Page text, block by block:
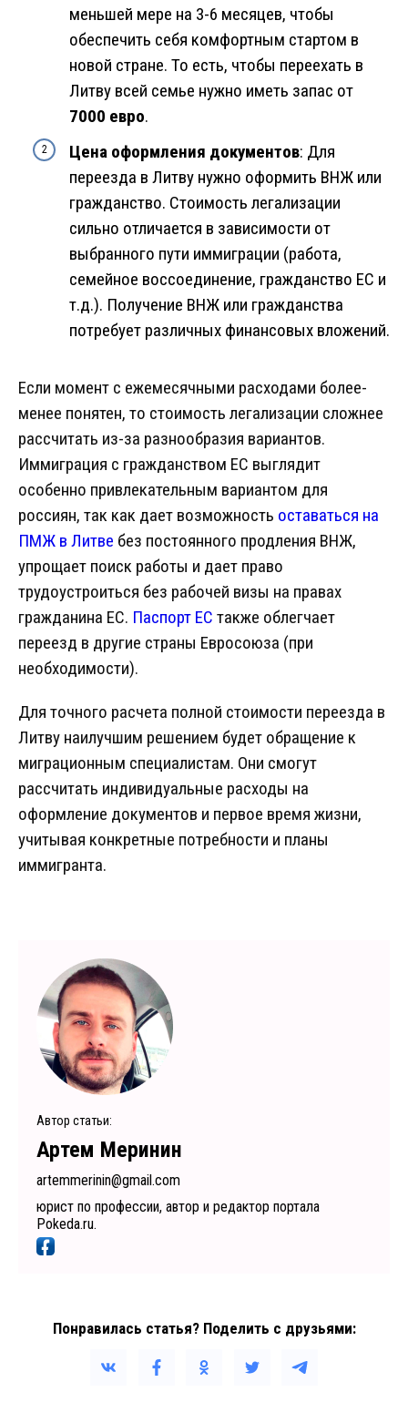
меньшей мере на 3-6 месяцев, чтобы
обеспечить себя комфортным стартом в
новой стране. То есть, чтобы переехать в
Литву всей семье нужно иметь запас от
7000 евро.
Цена оформления документов: Для
переезда в Литву нужно оформить ВНЖ или
гражданство. Стоимость легализации
сильно отличается в зависимости от
выбранного пути иммиграции (работа,
семейное воссоединение, гражданство ЕС и
т.д.). Получение ВНЖ или гражданства
потребует различных финансовых вложений.
Если момент с ежемесячными расходами более-
менее понятен, то стоимость легализации сложнее
рассчитать из-за разнообразия вариантов.
Иммиграция с гражданством ЕС выглядит
особенно привлекательным вариантом для
россиян, так как дает возможность оставаться на
ПМЖ в Литве без постоянного продления ВНЖ,
упрощает поиск работы и дает право
трудоустроиться без рабочей визы на правах
гражданина ЕС. Паспорт ЕС также облегчает
переезд в другие страны Евросоюза (при
необходимости).
Для точного расчета полной стоимости переезда в
Литву наилучшим решением будет обращение к
миграционным специалистам. Они смогут
рассчитать индивидуальные расходы на
оформление документов и первое время жизни,
учитывая конкретные потребности и планы
иммигранта.
Автор статьи:
Артем Меринин
artemmerinin@gmail.com
юрист по профессии, автор и редактор портала
Pokeda.ru.
Понравилась статья? Поделить с друзьями: